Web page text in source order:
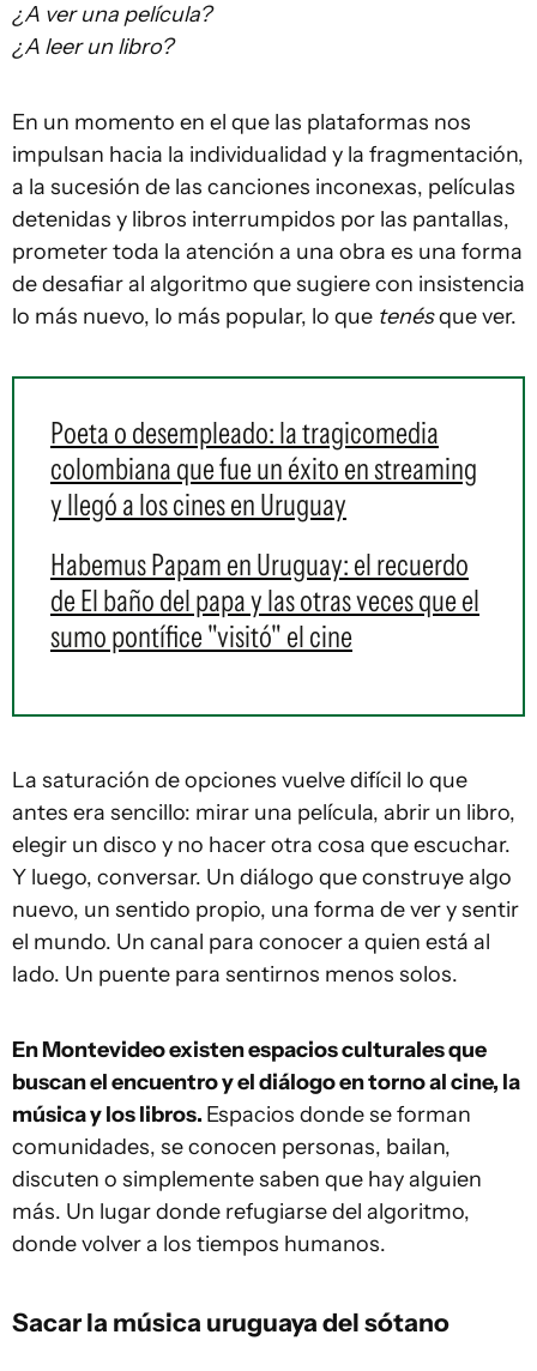
¿A ver una película?
¿A leer un libro?
En un momento en el que las plataformas nos
impulsan hacia la individualidad y la fragmentación,
a la sucesión de las canciones inconexas, películas
detenidas y libros interrumpidos por las pantallas,
prometer toda la atención a una obra es una forma
de desafiar al algoritmo que sugiere con insistencia
lo más nuevo, lo más popular, lo que tenésque ver.
Poeta o desempleado: la tragicomedia
colombiana que fue un éxito en streaming
y llegó a los cines en Uruguay
Habemus Papam en Uruguay: el recuerdo
de El baño del papa y las otras veces que el
sumo pontífice "visitó" el cine
La saturación de opciones vuelve difícil lo que
antes era sencillo: mirar una película, abrir un libro,
elegir un disco y no hacer otra cosa que escuchar.
Y luego, conversar. Un diálogo que construye algo
nuevo, un sentido propio, una forma de ver y sentir
el mundo. Un canal para conocer a quien está al
lado. Un puente para sentirnos menos solos.
En Montevideo existen espacios culturales que
buscan el encuentro y el diálogo en torno al cine, la
música y los libros. Espacios donde se forman
comunidades, se conocen personas, bailan,
discuten o simplemente saben que hay alguien
más. Un lugar donde refugiarse del algoritmo,
donde volver a los tiempos humanos.
Sacar la música uruguaya del sótano